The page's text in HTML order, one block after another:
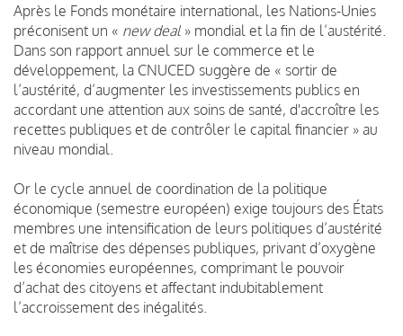
Après le Fonds monétaire international, les Nations-Unies
préconisent un « new deal » mondial et la fin de l’austérité.
Dans son rapport annuel sur le commerce et le
développement, la CNUCED suggère de « sortir de
l’austérité, d’augmenter les investissements publics en
accordant une attention aux soins de santé, d'accroître les
recettes publiques et de contrôler le capital financier » au
niveau mondial.
Or le cycle annuel de coordination de la politique
économique (semestre européen) exige toujours des États
membres une intensification de leurs politiques d’austérité
et de maîtrise des dépenses publiques, privant d’oxygène
les économies européennes, comprimant le pouvoir
d’achat des citoyens et affectant indubitablement
l’accroissement des inégalités.